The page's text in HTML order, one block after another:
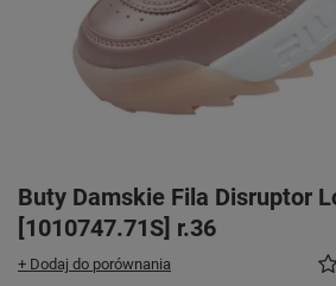
Buty Damskie Fila Disruptor
[1010747.71S] r.36
+ Dodaj do porównania